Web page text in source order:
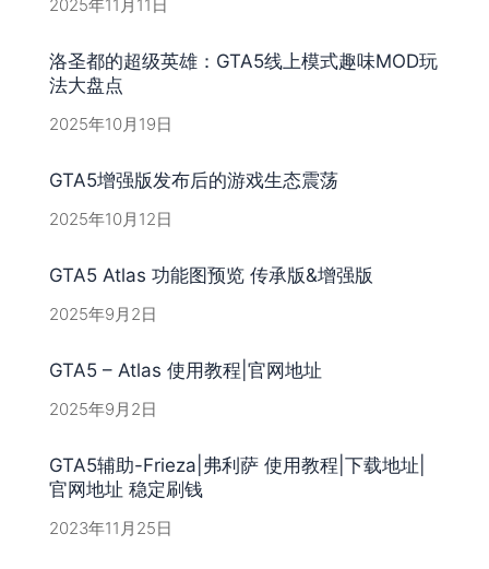
2025年11月11日
洛圣都的超级英雄：GTA5线上模式趣味MOD玩
法大盘点
2025年10月19日
GTA5增强版发布后的游戏生态震荡
2025年10月12日
GTA5 Atlas 功能图预览 传承版&增强版
2025年9月2日
GTA5 – Atlas 使用教程|官网地址
2025年9月2日
GTA5辅助-Frieza|弗利萨 使用教程|下载地址|
官网地址 稳定刷钱
2023年11月25日